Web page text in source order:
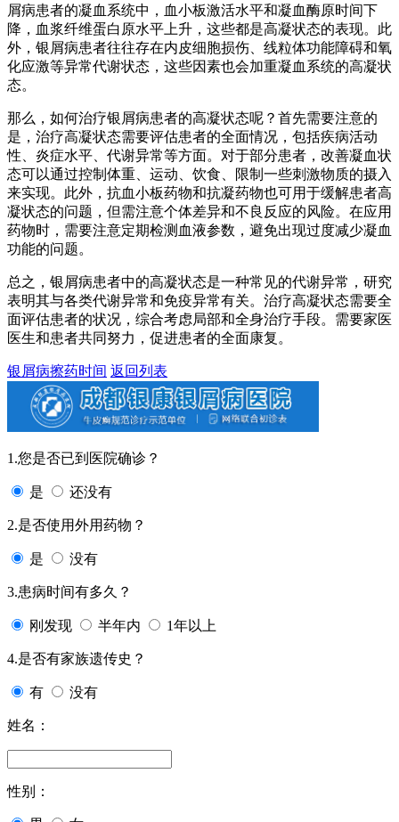
屑病患者的凝血系统中，血小板激活水平和凝血酶原时间下
降，血浆纤维蛋白原水平上升，这些都是高凝状态的表现。此
外，银屑病患者往往存在内皮细胞损伤、线粒体功能障碍和氧
化应激等异常代谢状态，这些因素也会加重凝血系统的高凝状
态。
那么，如何治疗银屑病患者的高凝状态呢？首先需要注意的
是，治疗高凝状态需要评估患者的全面情况，包括疾病活动
性、炎症水平、代谢异常等方面。对于部分患者，改善凝血状
态可以通过控制体重、运动、饮食、限制一些刺激物质的摄入
来实现。此外，抗血小板药物和抗凝药物也可用于缓解患者高
凝状态的问题，但需注意个体差异和不良反应的风险。在应用
药物时，需要注意定期检测血液参数，避免出现过度减少凝血
功能的问题。
总之，银屑病患者中的高凝状态是一种常见的代谢异常，研究
表明其与各类代谢异常和免疫异常有关。治疗高凝状态需要全
面评估患者的状况，综合考虑局部和全身治疗手段。需要家医
医生和患者共同努力，促进患者的全面康复。
银屑病擦药时间 返回列表
1.您是否已到医院确诊？
是 还没有
2.是否使用外用药物？
是 没有
3.患病时间有多久？
刚发现 半年内 1年以上
4.是否有家族遗传史？
有 没有
姓名：
性别：